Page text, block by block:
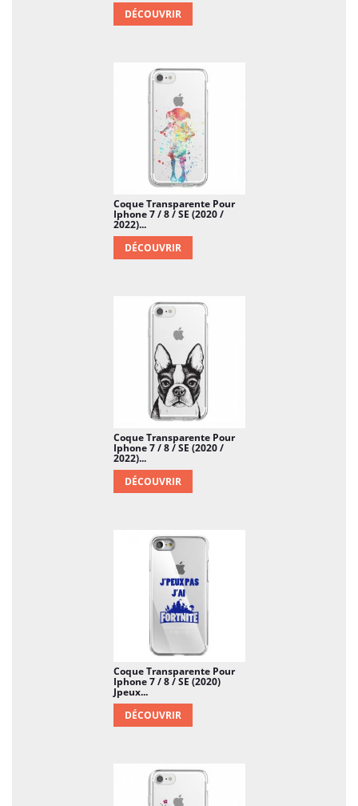
DÉCOUVRIR
Coque Transparente Pour
Iphone 7 / 8 / SE (2020 /
2022)...
DÉCOUVRIR
Coque Transparente Pour
Iphone 7 / 8 / SE (2020 /
2022)...
DÉCOUVRIR
Coque Transparente Pour
Iphone 7 / 8 / SE (2020)
Jpeux...
DÉCOUVRIR